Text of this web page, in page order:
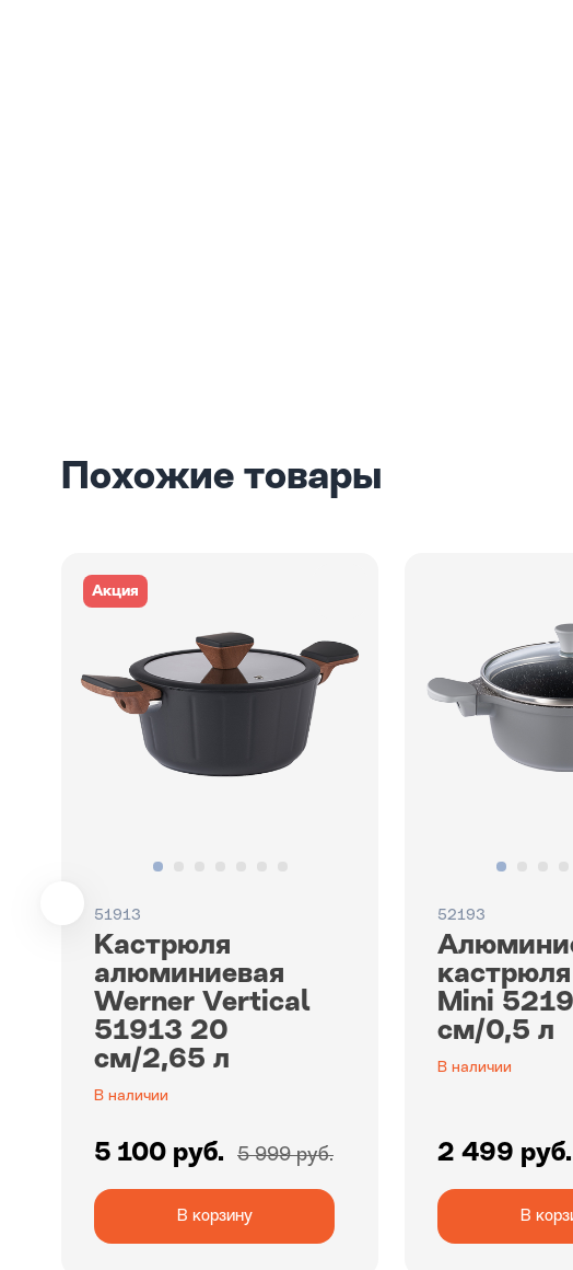
Похожие товары
Акция
51913
Кастрюля
алюминиевая
Werner Vertiсal
51913 20
см/2,65 л
В наличии
5 100 руб. 5 999 руб.
В корзину
52193
Mini
см/0,5 л
В наличии
2 499 руб.
В